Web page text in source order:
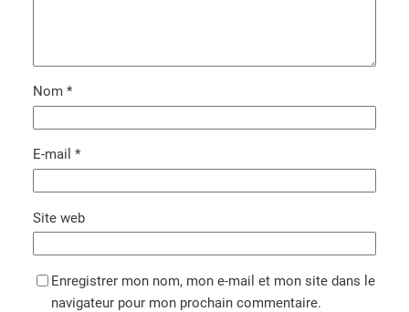
Nom *
E-mail *
Site web
Enregistrer mon nom, mon e-mail et mon site dans le
navigateur pour mon prochain commentaire.